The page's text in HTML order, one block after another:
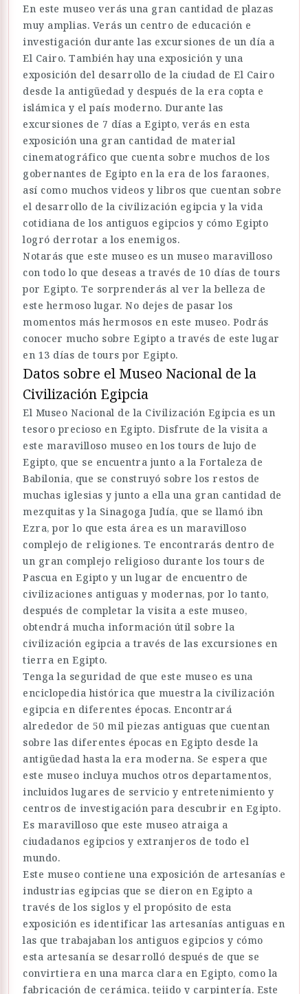
En este museo verás una gran cantidad de plazas
muy amplias. Verás un centro de educación e
investigación durante las excursiones de un día a
El Cairo. También hay una exposición y una
exposición del desarrollo de la ciudad de El Cairo
desde la antigüedad y después de la era copta e
islámica y el país moderno. Durante las
excursiones de 7 días a Egipto, verás en esta
exposición una gran cantidad de material
cinematográfico que cuenta sobre muchos de los
gobernantes de Egipto en la era de los faraones,
así como muchos videos y libros que cuentan sobre
el desarrollo de la civilización egipcia y la vida
cotidiana de los antiguos egipcios y cómo Egipto
logró derrotar a los enemigos.
Notarás que este museo es un museo maravilloso
con todo lo que deseas a través de 10 días de tours
por Egipto. Te sorprenderás al ver la belleza de
este hermoso lugar. No dejes de pasar los
momentos más hermosos en este museo. Podrás
conocer mucho sobre Egipto a través de este lugar
en 13 días de tours por Egipto.
Datos sobre el Museo Nacional de la
Civilización Egipcia
El Museo Nacional de la Civilización Egipcia es un
tesoro precioso en Egipto. Disfrute de la visita a
este maravilloso museo en los tours de lujo de
Egipto, que se encuentra junto a la Fortaleza de
Babilonia, que se construyó sobre los restos de
muchas iglesias y junto a ella una gran cantidad de
mezquitas y la Sinagoga Judía, que se llamó ibn
Ezra, por lo que esta área es un maravilloso
complejo de religiones. Te encontrarás dentro de
un gran complejo religioso durante los tours de
Pascua en Egipto y un lugar de encuentro de
civilizaciones antiguas y modernas, por lo tanto,
después de completar la visita a este museo,
obtendrá mucha información útil sobre la
civilización egipcia a través de las excursiones en
tierra en Egipto.
Tenga la seguridad de que este museo es una
enciclopedia histórica que muestra la civilización
egipcia en diferentes épocas. Encontrará
alrededor de 50 mil piezas antiguas que cuentan
sobre las diferentes épocas en Egipto desde la
antigüedad hasta la era moderna. Se espera que
este museo incluya muchos otros departamentos,
incluidos lugares de servicio y entretenimiento y
centros de investigación para descubrir en Egipto.
Es maravilloso que este museo atraiga a
ciudadanos egipcios y extranjeros de todo el
mundo.
Este museo contiene una exposición de artesanías e
industrias egipcias que se dieron en Egipto a
través de los siglos y el propósito de esta
exposición es identificar las artesanías antiguas en
las que trabajaban los antiguos egipcios y cómo
esta artesanía se desarrolló después de que se
convirtiera en una marca clara en Egipto, como la
fabricación de cerámica, tejido y carpintería. Este